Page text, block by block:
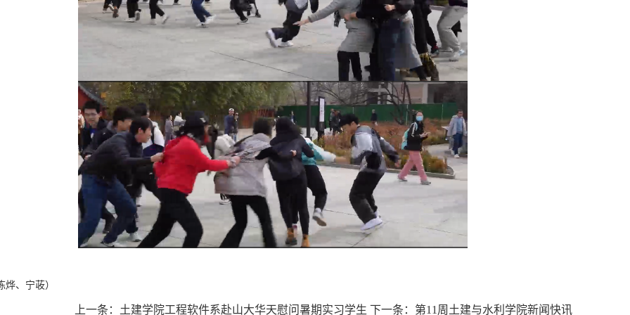
烨、宁荍）
上一条： 土建学院工程软件系赴山大华天慰问暑期实习学生 下一条： 第11周土建与水利学院新闻快讯